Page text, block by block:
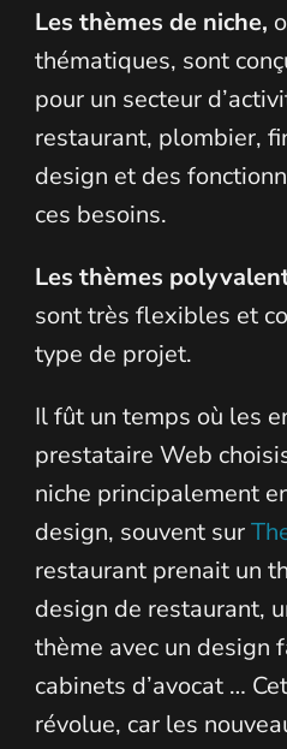
Les thèmes de niche,
thématiques, sont
pour un secteur
restaurant, plombier,
design et des
ces besoins.
Les thèmes
sont très flexibles et
type de projet.
Il fût un temps où les
prestataire Web
niche principalement
design, souvent sur
restaurant prenait un
design de restaurant,
thème avec un design
cabinets d’avocat …
révolue, car les